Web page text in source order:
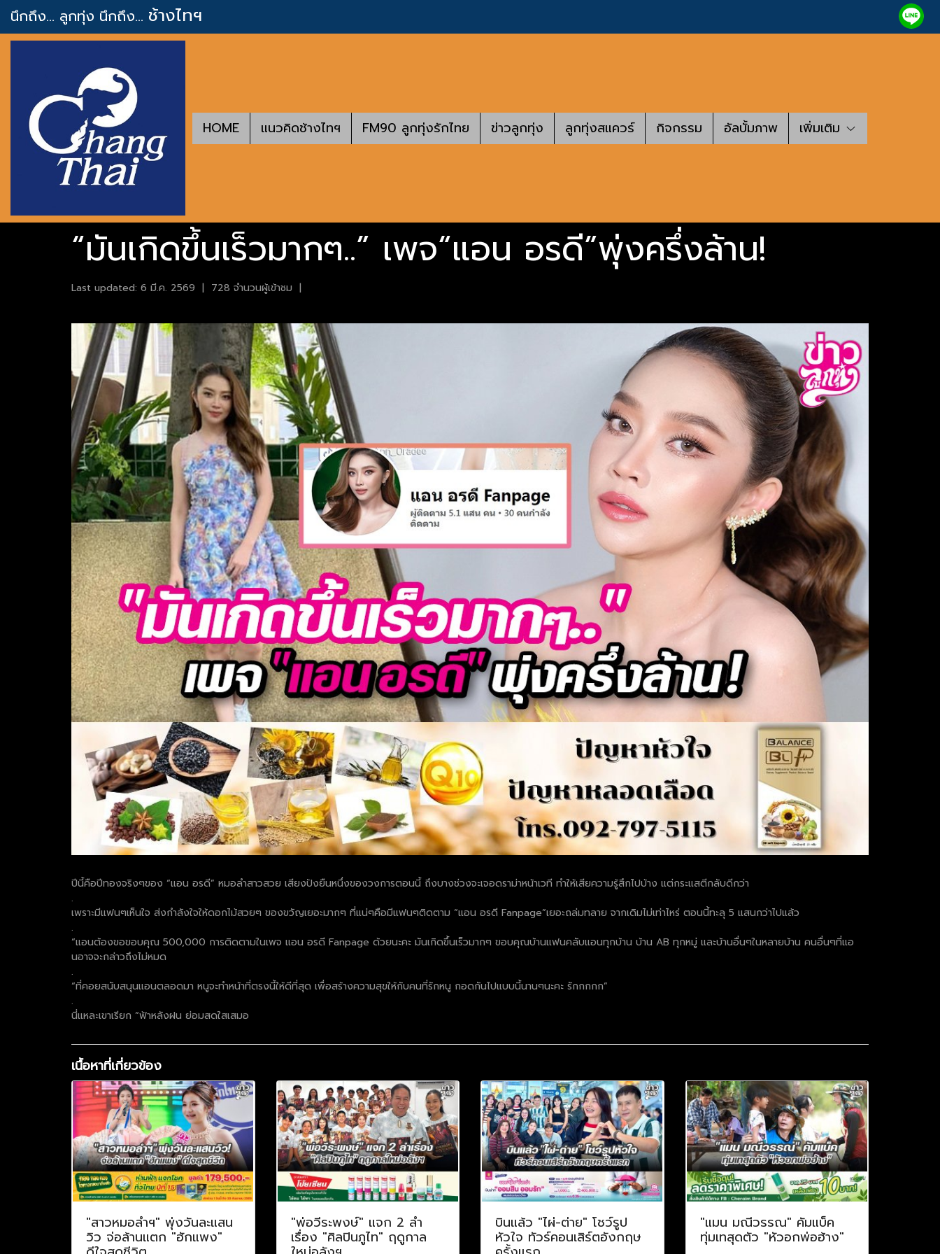
นึกถึง... ลูกทุ่ง นึกถึง... ช้างไทฯ
HOME แนวคิดช้างไทฯ FM90 ลูกทุ่งรักไทย ข่าวลูกทุ่ง ลูกทุ่งสแควร์ กิจกรรม อัลบั้มภาพ เพิ่มเติม
“มันเกิดขึ้นเร็วมากๆ..” เพจ“แอน อรดี”พุ่งครึ่งล้าน!
Last updated: 6 มี.ค. 2569 | 728 จำนวนผู้เข้าชม |
ปีนี้คือปีทองจริงๆของ “แอน อรดี” หมอลำสาวสวย เสียงปังยืนหนึ่งของวงการตอนนี้ ถึงบางช่วงจะเจอดราม่าหน้าเวที ทำให้เสียความรู้สึกไปบ้าง แต่กระแสตีกลับดีกว่า
.
เพราะมีแฟนๆเห็นใจ ส่งกำลังใจให้ดอกไม้สวยๆ ของขวัญเยอะมากๆ ที่แน่ๆคือมีแฟนๆติดตาม “แอน อรดี Fanpage”เยอะถล่มทลาย จากเดิมไม่เท่าไหร่ ตอนนี้ทะลุ 5 แสนกว่าไปแล้ว
.
“แอนต้องขอขอบคุณ 500,000 การติดตามในเพจ แอน อรดี Fanpage ด้วยนะคะ มันเกิดขึ้นเร็วมากๆ ขอบคุณบ้านแฟนคลับแอนทุกบ้าน บ้าน AB ทุกหมู่ และบ้านอื่นๆในหลายบ้าน คนอื่นๆที่แอ
นอาจจะกล่าวถึงไม่หมด
.
“ที่คอยสนับสนุนแอนตลอดมา หนูจะทำหน้าที่ตรงนี้ให้ดีที่สุด เพื่อสร้างความสุขให้กับคนที่รักหนู กอดกันไปแบบนี้นานๆนะคะ รักกกกก”
.
นี่แหละเขาเรียก “ฟ้าหลังฝน ย่อมสดใสเสมอ
เนื้อหาที่เกี่ยวข้อง
"สาวหมอลำฯ" พุ่งวันละแสน
วิว จ่อล้านแตก "ฮักแพง"
"พ่อวีระพงษ์" แจก 2 ลำ
เรื่อง "ศิลปินภูไท" ฤดูกาล
บินแล้ว "ไผ่-ต่าย" โชว์รูป
หัวใจ ทัวร์คอนเสิร์ตอังกฤษ
"แมน มณีวรรณ" คัมแบ็ค
ทุ่มเทสุดตัว "หัวอกพ่อฮ้าง"